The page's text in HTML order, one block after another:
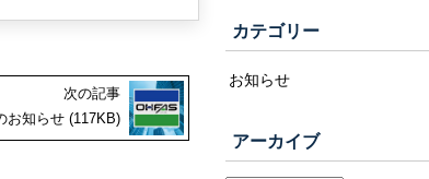
次の記事
お知らせ (117KB)
カテゴリー
お知らせ
アーカイブ